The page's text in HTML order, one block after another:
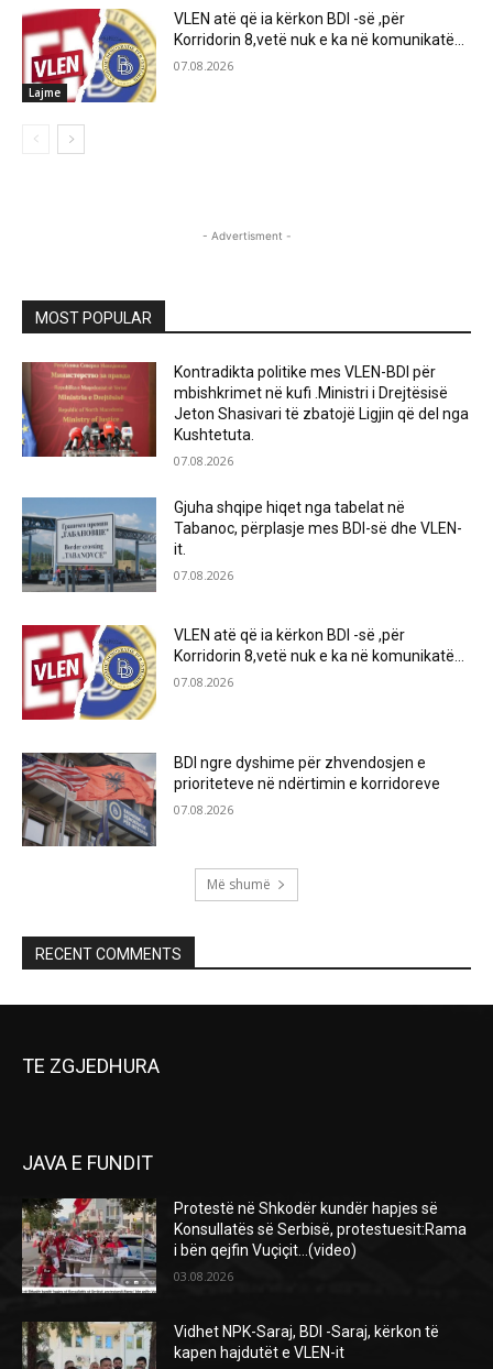
Lajme
VLEN atë që ia kërkon BDI -së ,për
Korridorin 8,vetë nuk e ka në komunikatë…
07.08.2026
- Advertisment -
MOST POPULAR
Kontradikta politike mes VLEN-BDI për
mbishkrimet në kufi .Ministri i Drejtësisë
Jeton Shasivari të zbatojë Ligjin që del nga
Kushtetuta.
07.08.2026
Gjuha shqipe hiqet nga tabelat në
Tabanoc, përplasje mes BDI-së dhe VLEN-
it.
07.08.2026
VLEN atë që ia kërkon BDI -së ,për
Korridorin 8,vetë nuk e ka në komunikatë…
07.08.2026
BDI ngre dyshime për zhvendosjen e
prioriteteve në ndërtimin e korridoreve
07.08.2026
Më shumë
RECENT COMMENTS
TE ZGJEDHURA
JAVA E FUNDIT
Protestë në Shkodër kundër hapjes së
Konsullatës së Serbisë, protestuesit:Rama
i bën qejfin Vuçiçit…(video)
03.08.2026
Vidhet NPK-Saraj, BDI -Saraj, kërkon të
kapen hajdutët e VLEN-it